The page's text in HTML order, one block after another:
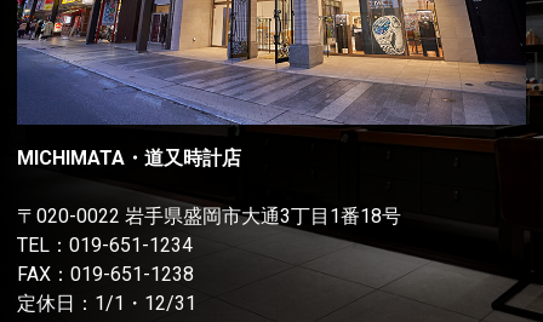
MICHIMATA・道又時計店
〒020-0022 岩手県盛岡市大通3丁目1番18号
TEL： 019-651-1234
FAX：019-651-1238
定休日：1/1・12/31